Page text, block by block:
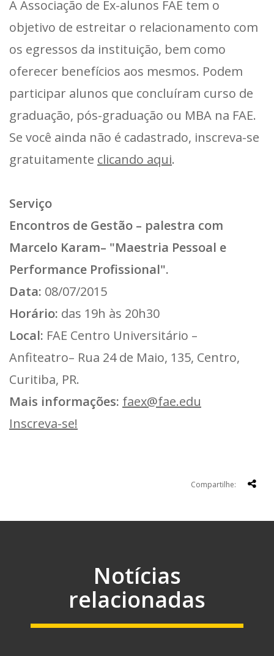
A Associação de Ex-alunos FAE tem o
objetivo de estreitar o relacionamento com
os egressos da instituição, bem como
oferecer benefícios aos mesmos. Podem
participar alunos que concluíram curso de
graduação, pós-graduação ou MBA na FAE.
Se você ainda não é cadastrado, inscreva-se
gratuitamente clicando aqui.
Serviço
Encontros de Gestão – palestra com
Marcelo Karam– "Maestria Pessoal e
Performance Profissional".
Data: 08/07/2015
Horário: das 19h às 20h30
Local: FAE Centro Universitário –
Anfiteatro– Rua 24 de Maio, 135, Centro,
Curitiba, PR.
Mais informações: faex@fae.edu
Inscreva-se!
Compartilhe:
Notícias
relacionadas